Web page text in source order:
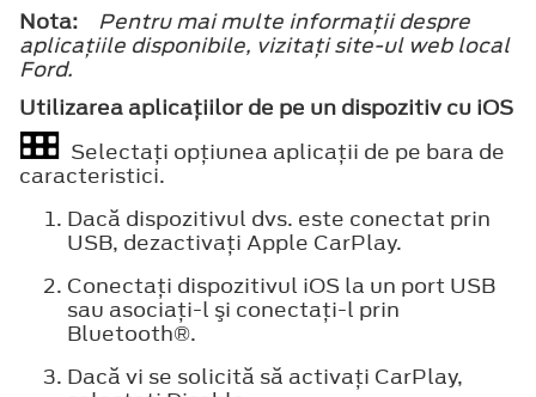
Nota:
Pentru mai multe informaţii despre
aplicaţiile disponibile, vizitaţi site-ul web local
Ford.
Utilizarea aplicaţiilor de pe un dispozitiv cu iOS
Selectaţi opţiunea aplicaţii de pe bara de
caracteristici.
Dacă dispozitivul dvs. este conectat prin
USB, dezactivaţi Apple CarPlay.
Conectaţi dispozitivul iOS la un port USB
sau asociaţi-l şi conectaţi-l prin
Bluetooth®.
Dacă vi se solicită să activaţi CarPlay,